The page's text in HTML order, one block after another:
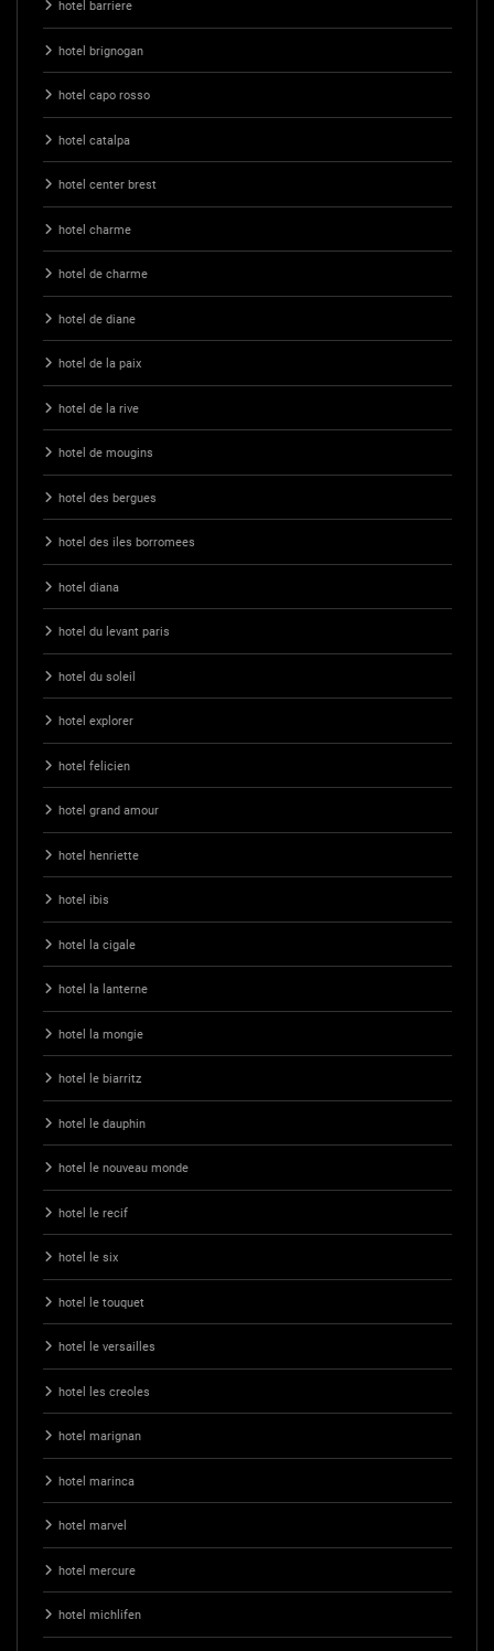
hotel barriere
hotel brignogan
hotel capo rosso
hotel catalpa
hotel center brest
hotel charme
hotel de charme
hotel de diane
hotel de la paix
hotel de la rive
hotel de mougins
hotel des bergues
hotel des iles borromees
hotel diana
hotel du levant paris
hotel du soleil
hotel explorer
hotel felicien
hotel grand amour
hotel henriette
hotel ibis
hotel la cigale
hotel la lanterne
hotel la mongie
hotel le biarritz
hotel le dauphin
hotel le nouveau monde
hotel le recif
hotel le six
hotel le touquet
hotel le versailles
hotel les creoles
hotel marignan
hotel marinca
hotel marvel
hotel mercure
hotel michlifen